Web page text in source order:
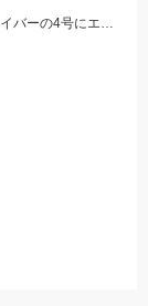
仕掛けはTsurinoのハイパーアジキャッチ7ケイムラファイバーの4号にエサはアミエビを針に付けて釣りました。アジ狙いなら早朝がおススメです。